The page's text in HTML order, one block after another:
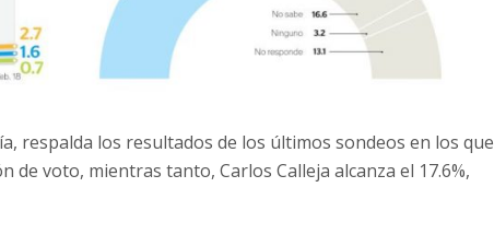
respalda los resultados de los últimos sondeos en los que
de voto, mientras tanto, Carlos Calleja alcanza el 17.6%,